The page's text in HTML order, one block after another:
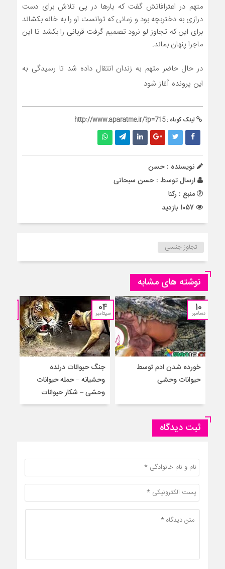
متهم در اعترافاتش گفت که بار‌ها در پی تلاش برای دست
درازی به دختربچه بود و زمانی که توانست او را به خانه بکشاند
برای این که تجاوز لو نرود تصمیم گرفت قربانی را بکشد تا این
ماجرا پنهان بماند.
در حال حاضر متهم به زندان انتقال داده شد تا رسیدگی به
این پرونده آغاز شود
لینک کوتاه :http://www.aparatme.ir/?p=715
نویسنده : حسن
ارسال توسط : حسن سبحانی
منبع : رکنا
تجاوز جنسی
نوشته های مشابه
10
دسامبر
خورده شدن ادم توسط
حیوانات وحشی
04
سپتامبر
جنگ حیوانات درنده
وحشیانه – حمله حیوانات
وحشی – شکار حیوانات
ثبت دیدگاه